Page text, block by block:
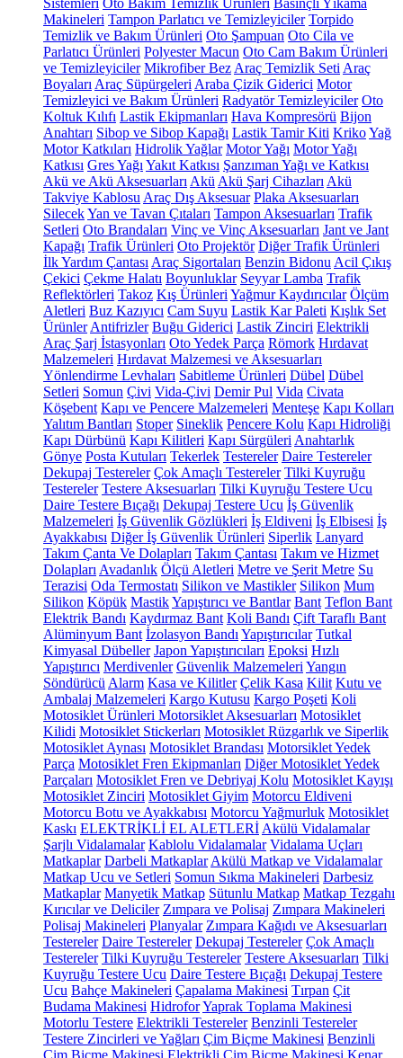
Sistemleri Oto Bakım Temizlik Ürünleri Basınçlı Yıkama
Makineleri Tampon Parlatıcı ve Temizleyiciler Torpido
Temizlik ve Bakım Ürünleri Oto Şampuan Oto Cila ve
Parlatıcı Ürünleri Polyester Macun Oto Cam Bakım Ürünleri
ve Temizleyiciler Mikrofiber Bez Araç Temizlik Seti Araç
Boyaları Araç Süpürgeleri Araba Çizik Giderici Motor
Temizleyici ve Bakım Ürünleri Radyatör Temizleyiciler Oto
Koltuk Kılıfı Lastik Ekipmanları Hava Kompresörü Bijon
Anahtarı Sibop ve Sibop Kapağı Lastik Tamir Kiti KrikoYağ
Motor Katkıları Hidrolik Yağlar Motor Yağı Motor Yağı
Katkısı Gres Yağı Yakıt Katkısı Şanzıman Yağı ve Katkısı
Akü ve Akü Aksesuarları Akü Akü Şarj Cihazları Akü
Takviye Kablosu Araç Dış Aksesuar Plaka Aksesuarları
SilecekYan ve Tavan Çıtaları Tampon Aksesuarları Trafik
Setleri Oto Brandaları Vinç ve Vinç Aksesuarları Jant ve Jant
Kapağı Trafik Ürünleri Oto Projektör Diğer Trafik Ürünleri
İlk Yardım Çantası Araç Sigortaları Benzin Bidonu Acil Çıkış
Çekici Çekme Halatı Boyunluklar Seyyar Lamba Trafik
Reflektörleri Takoz Kış Ürünleri Yağmur Kaydırıcılar Ölçüm
Aletleri Buz Kazıyıcı Cam Suyu Lastik Kar Paleti Kışlık Set
Ürünler Antifrizler Buğu Giderici Lastik Zinciri Elektrikli
Araç Şarj İstasyonları Oto Yedek Parça Römork Hırdavat
Malzemeleri Hırdavat Malzemesi ve Aksesuarları
Yönlendirme Levhaları Sabitleme Ürünleri Dübel Dübel
Setleri Somun Çivi Vida-Çivi Demir Pul Vida Civata
Köşebent Kapı ve Pencere Malzemeleri Menteşe Kapı Kolları
Yalıtım Bantları Stoper Sineklik Pencere Kolu Kapı Hidroliği
Kapı Dürbünü Kapı Kilitleri Kapı Sürgüleri Anahtarlık
Gönye Posta Kutuları Tekerlek Testereler Daire Testereler
Dekupaj Testereler Çok Amaçlı Testereler Tilki Kuyruğu
Testereler Testere Aksesuarları Tilki Kuyruğu Testere Ucu
Daire Testere Bıçağı Dekupaj Testere Ucu İş Güvenlik
Malzemeleri İş Güvenlik Gözlükleri İş Eldiveni İş Elbisesi İş
Ayakkabısı Diğer İş Güvenlik Ürünleri Siperlik Lanyard
Takım Çanta Ve Dolapları Takım Çantası Takım ve Hizmet
Dolapları Avadanlık Ölçü Aletleri Metre ve Şerit Metre Su
Terazisi Oda Termostatı Silikon ve Mastikler Silikon Mum
Silikon Köpük MastikYapıştırıcı ve Bantlar Bant Teflon Bant
Elektrik Bandı Kaydırmaz Bant Koli Bandı Çift Taraflı Bant
Alüminyum Bant İzolasyon Bandı Yapıştırıcılar Tutkal
Kimyasal Dübeller Japon Yapıştırıcıları Epoksi Hızlı
Yapıştırıcı Merdivenler Güvenlik Malzemeleri Yangın
Söndürücü Alarm Kasa ve Kilitler Çelik Kasa Kilit Kutu ve
Ambalaj Malzemeleri Kargo Kutusu Kargo Poşeti Koli
Motosiklet Ürünleri Motorsiklet Aksesuarları Motosiklet
Kilidi Motosiklet Stickerları Motosiklet Rüzgarlık ve Siperlik
Motosiklet Aynası Motosiklet Brandası Motorsiklet Yedek
Parça Motosiklet Fren Ekipmanları Diğer Motosiklet Yedek
Parçaları Motosiklet Fren ve Debriyaj Kolu Motosiklet Kayışı
Motosiklet Zinciri Motosiklet Giyim Motorcu Eldiveni
Motorcu Botu ve Ayakkabısı Motorcu Yağmurluk Motosiklet
Kaskı ELEKTRİKLİ EL ALETLERİ Akülü Vidalamalar
Şarjlı Vidalamalar Kablolu Vidalamalar Vidalama Uçları
Matkaplar Darbeli Matkaplar Akülü Matkap ve Vidalamalar
Matkap Ucu ve Setleri Somun Sıkma Makineleri Darbesiz
Matkaplar Manyetik Matkap Sütunlu Matkap Matkap Tezgahı
Kırıcılar ve Deliciler Zımpara ve Polisaj Zımpara Makineleri
Polisaj Makineleri Planyalar Zımpara Kağıdı ve Aksesuarları
Testereler Daire Testereler Dekupaj Testereler Çok Amaçlı
Testereler Tilki Kuyruğu Testereler Testere Aksesuarları Tilki
Kuyruğu Testere Ucu Daire Testere Bıçağı Dekupaj Testere
Ucu Bahçe Makineleri Çapalama Makinesi Tırpan Çit
Budama Makinesi HidroforYaprak Toplama Makinesi
Motorlu Testere Elektrikli Testereler Benzinli Testereler
Testere Zincirleri ve Yağları Çim Biçme Makinesi Benzinli
Çim Biçme Makinesi Elektrikli Çim Biçme Makinesi Kenar